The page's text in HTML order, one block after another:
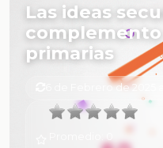
Las ideas
complemento
primarias
6 de Febrero de 2025 a